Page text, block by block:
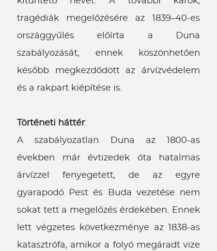
tragédiák megelőzésére az 1839–40-es
országgyűlés előírta a Duna
szabályozását, ennek köszönhetően
később megkezdődött az árvízvédelem
és a rakpart kiépítése is.
Történeti háttér:
A szabályozatlan Duna az 1800-as
években már évtizedek óta hatalmas
árvízzel fenyegetett, de az egyre
gyarapodó Pest és Buda vezetése nem
sokat tett a megelőzés érdekében. Ennek
lett végzetes következménye az 1838-as
katasztrófa, amikor a folyó megáradt vize